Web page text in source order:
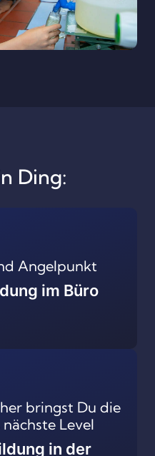
Ding:
Angelpunkt
im Büro
bringst Du die
Level
in der